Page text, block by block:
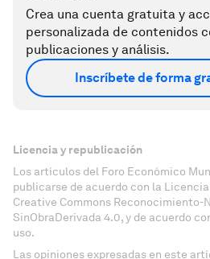
Crea una cuenta gratuita y
personalizada de contenidos
publicaciones y análisis.
Inscríbete de forma
Licencia y republicación
Los artículos del Foro Económico
publicarse de acuerdo con la
Creative Commons Reconocimiento-
SinObraDerivada 4.0, y de acuerdo
uso.
Las opiniones expresadas en este